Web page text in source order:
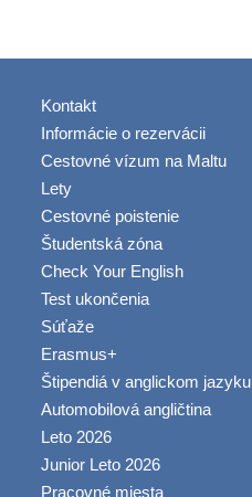
Kontakt
Informácie o rezervácii
Cestovné vízum na Maltu
Lety
Cestovné poistenie
Študentská zóna
Check Your English
Test ukončenia
Súťaže
Erasmus+
Štipendiá v anglickom jazyku
Automobilová angličtina
Leto 2026
Junior Leto 2026
Pracovné miesta